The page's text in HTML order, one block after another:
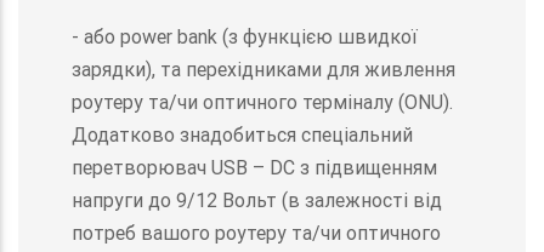
- або power bank (з функцією швидкої
зарядки), та перехідниками для живлення
роутеру та/чи оптичного терміналу (ONU).
Додатково знадобиться спеціальний
перетворювач USB – DC з підвищенням
напруги до 9/12 Вольт (в залежності від
потреб вашого роутеру та/чи оптичного